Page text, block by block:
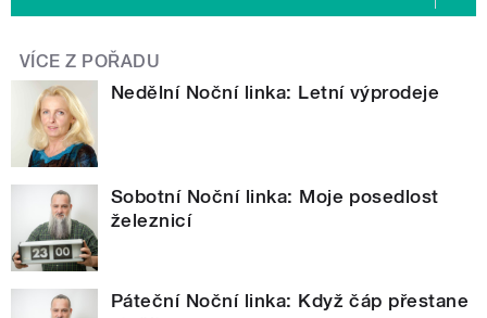
VÍCE Z POŘADU
Nedělní Noční linka: Letní výprodeje
Sobotní Noční linka: Moje posedlost
železnicí
Páteční Noční linka: Když čáp přestane